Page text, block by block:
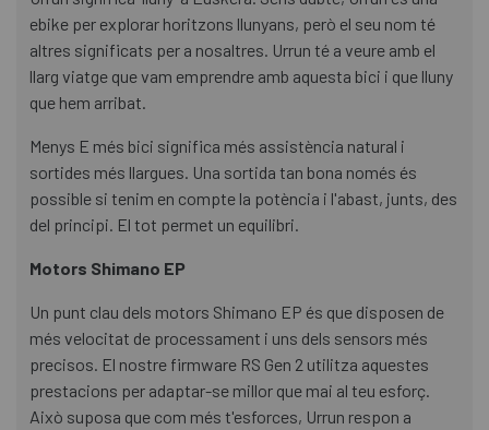
ebike per explorar horitzons llunyans, però el seu nom té
altres significats per a nosaltres. Urrun té a veure amb el
llarg viatge que vam emprendre amb aquesta bici i que lluny
que hem arribat.
Menys E més bici significa més assistència natural i
sortides més llargues. Una sortida tan bona només és
possible si tenim en compte la potència i l'abast, junts, des
del principi. El tot permet un equilibri.
Motors Shimano EP
Un punt clau dels motors Shimano EP és que disposen de
més velocitat de processament i uns dels sensors més
precisos. El nostre firmware RS Gen 2 utilitza aquestes
prestacions per adaptar-se millor que mai al teu esforç.
Això suposa que com més t'esforces, Urrun respon a